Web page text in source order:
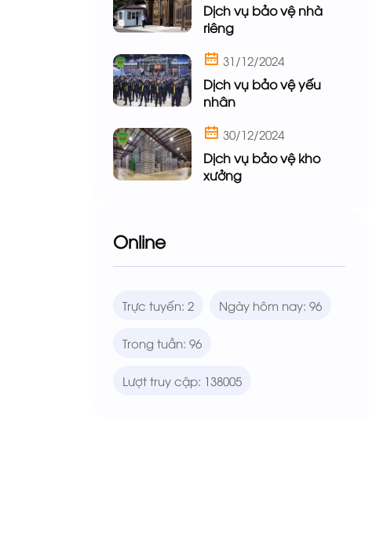
Dịch vụ bảo vệ nhà
riêng
31/12/2024
Dịch vụ bảo vệ yếu
nhân
30/12/2024
Dịch vụ bảo vệ kho
xưởng
Online
Trực tuyến: 2 Ngày hôm nay: 96
Trong tuần: 96
Lượt truy cập: 138005